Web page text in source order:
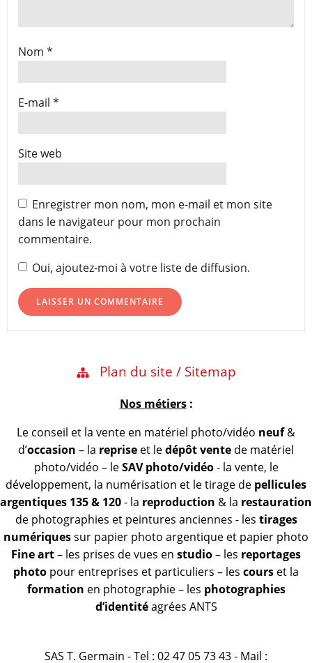
Nom *
E-mail *
Site web
Enregistrer mon nom, mon e-mail et mon site
dans le navigateur pour mon prochain
commentaire.
Oui, ajoutez-moi à votre liste de diffusion.
Plan du site / Sitemap
Nos métiers:
Le conseil et la vente en matériel photo/vidéo neuf&
d’occasion – la reprise et ledépôt vente de matériel
photo/vidéo – leSAV photo/vidéo- la vente, le
développement, la numérisation et le tirage de pellicules
argentiques 135 & 120- la reproduction & la restauration
de photographies et peintures anciennes - les tirages
numériquessur papier photo argentique et papier photo
Fine art– les prises de vues en studio– les reportages
photo pour entreprises et particuliers – les cours et la
formation en photographie – les photographies
d’identitéagrées ANTS
SAS T. Germain - Tel : 02 47 05 73 43 - Mail :